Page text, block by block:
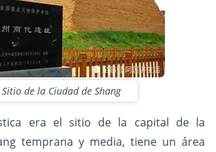
Sitio de la Ciudad de Shang
era el sitio de la capital de la
temprana y media, tiene un área